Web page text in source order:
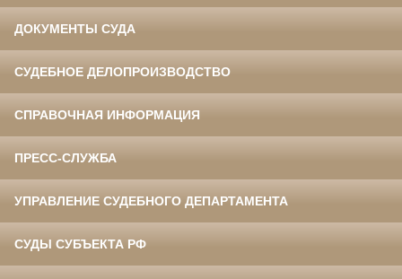
ДОКУМЕНТЫ СУДА
СУДЕБНОЕ ДЕЛОПРОИЗВОДСТВО
СПРАВОЧНАЯ ИНФОРМАЦИЯ
ПРЕСС-СЛУЖБА
УПРАВЛЕНИЕ СУДЕБНОГО ДЕПАРТАМЕНТА
СУДЫ СУБЪЕКТА РФ